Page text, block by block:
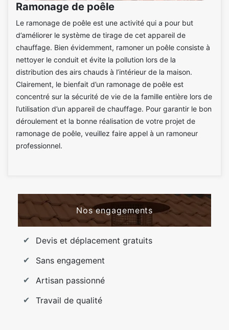
Ramonage de poêle
Le ramonage de poêle est une activité qui a pour but
d’améliorer le système de tirage de cet appareil de
chauffage. Bien évidemment, ramoner un poêle consiste à
nettoyer le conduit et évite la pollution lors de la
distribution des airs chauds à l’intérieur de la maison.
Clairement, le bienfait d’un ramonage de poêle est
concentré sur la sécurité de vie de la famille entière lors de
l’utilisation d’un appareil de chauffage. Pour garantir le bon
déroulement et la bonne réalisation de votre projet de
ramonage de poêle, veuillez faire appel à un ramoneur
professionnel.
Nos engagements
Devis et déplacement gratuits
Sans engagement
Artisan passionné
Travail de qualité